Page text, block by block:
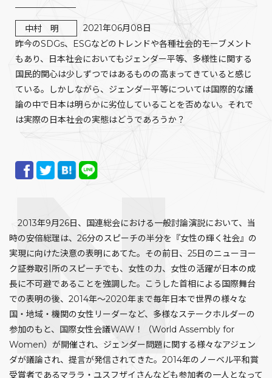
中村 明
2021年06月08日
昨今のSDGs、ESGなどのトレンドや各種社会的モーブメント
もあり、日本社会においてもジェンダー平等、多様性に関する
国民的関心は少しずつではあるものの高まってきていると感じ
ている。しかしながら、ジェンダー平等については国際的な議
論の中で日本は明らかに劣位していることを否めない。それで
は実際の日本社会の実態はどうであろうか？
2013年9月26日、国連総会における一般討論演説において、当
時の安倍総理は、26分のスピーチの半分を『女性の輝く社会』の
実現に向けた決意の表明にあてた。その前日、25日のニューヨー
ク証券取引所のスピーチでも、女性の力、女性の活躍が日本の成
長に不可避であることを強調した。こうした首相による国際舞台
での表明の後、2014年～2020年まで毎年日本で世界の様々な
国・地域・機関の女性リーダーなど、多様なステークホルダーの
参加のもと、国際女性会議WAW！（World Assembly for
Women）が開催され、ジェンダー問題に関する様々なアジェン
ダが議論され、提言が発信されてきた。2014年のノーベル平和賞
受賞者であるマララ・ユスフザイさんなども参加者の一人となって